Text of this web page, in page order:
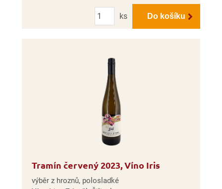
Počet
ks
Do košíku
Tramín červený 2023, Víno Iris
výběr z hroznů, polosladké